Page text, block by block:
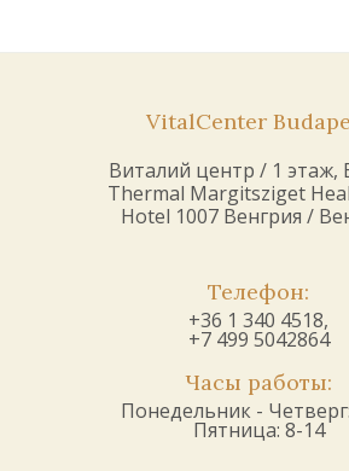
VitalCenter
Виталий центр / 1 этаж,
Thermal Margitsziget
Hotel 1007 Венгрия /
Телефон:
+36 1 340 4518,
+7 499 5042864
Часы работы:
Понедельник -
Пятница: 8-14